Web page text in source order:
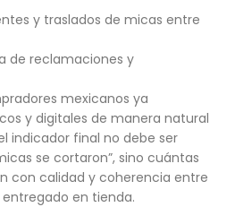
y traslados de micas entre
de reclamaciones y
mexicanos ya
y digitales de manera natural
indicador final no debe ser
se cortaron”, sino cuántas
con calidad y coherencia entre
en tienda.